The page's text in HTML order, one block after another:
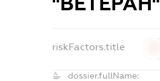
riskFactors.title
dossier.fullName: